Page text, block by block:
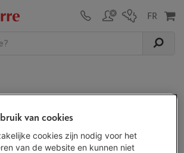
1600 NORDIC QI
van cookies
cookies zijn nodig voor het
van de website en kunnen niet